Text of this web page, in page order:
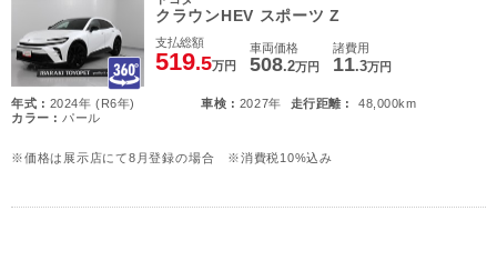
クラウンHEV スポーツ Z
支払総額
519.5万円
車両価格
508.2万円
諸費用
11.3万円
年式 : 2024年 (R6年) 車検 : 2027年 走行距離 :
48,000km
カラー : パール
※価格は展示店にて8月登録の場合 ※消費税10%込み